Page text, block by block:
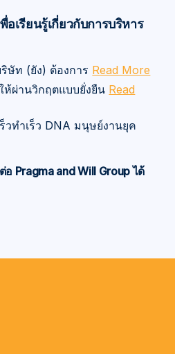
เรียนรู้เกี่ยวกับการบริหาร
ษัท (ยัง) ต้องการ Read More
ห้ผ่านวิกฤตแบบยั่งยืน Read
วทำเร็ว DNA มนุษย์งานยุค
Pragma and Will Group ได้